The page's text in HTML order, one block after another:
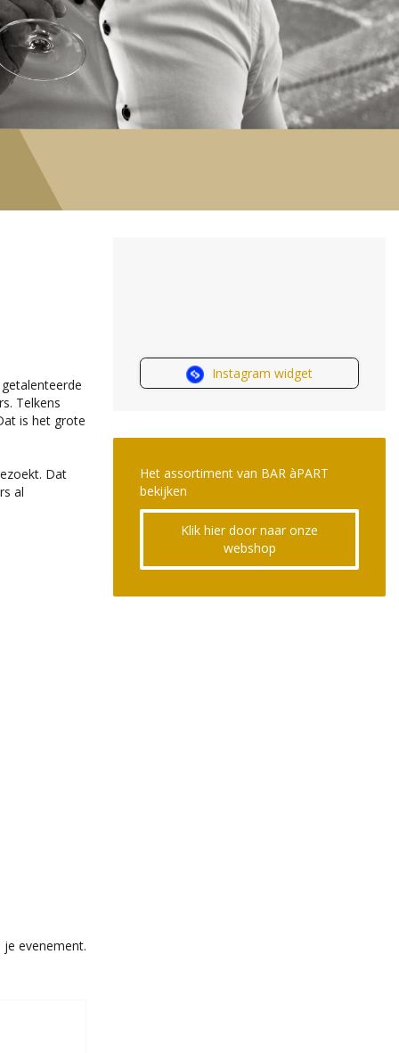
Telkens
is het grote
Dat
al
evenement.
Instagram widget
Het assortiment van BAR àPART
bekijken
Klik hier door naar onze
webshop